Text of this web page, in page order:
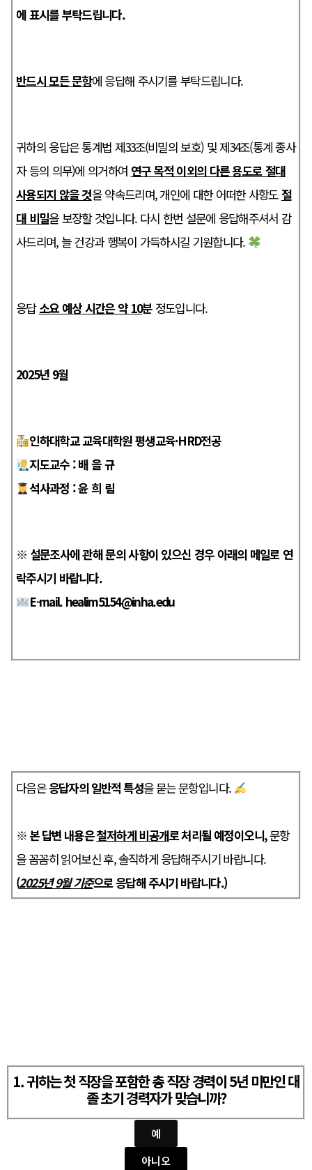
에 표시를 부탁드립니다.
반드시 모든 문항에 응답해 주시기를 부탁드립니다.
귀하의 응답은 통계법 제33조(비밀의 보호) 및 제34조(통계 종사
자 등의 의무)에 의거하여 연구 목적 이외의 다른 용도로 절대
사용되지 않을 것을 약속드리며, 개인에 대한 어떠한 사항도절
대 비밀을 보장할 것입니다. 다시 한번 설문에 응답해주셔서 감
사드리며, 늘 건강과 행복이 가득하시길 기원합니다.
응답소요 예상 시간은 약 10분정도입니다.
2025년 9월
인하대학교 교육대학원 평생교육·HRD전공
지도교수 : 배 을 규
석사과정 : 윤 희 림
※ 설문조사에 관해 문의 사항이 있으신 경우 아래의 메일로 연
락주시기 바랍니다.
E-mail. healim5154@inha.edu
다음은응답자의 일반적 특성을 묻는 문항입니다.
※ 본 답변 내용은철저하게 비공개로 처리될 예정이오니,문항
을 꼼꼼히 읽어보신 후, 솔직하게 응답해주시기 바랍니다.
(2025년 9월 기준으로 응답해 주시기 바랍니다.)
1. 귀하는 첫 직장을 포함한 총 직장 경력이 5년 미만인 대
졸 초기 경력자가 맞습니까?
예
아니오